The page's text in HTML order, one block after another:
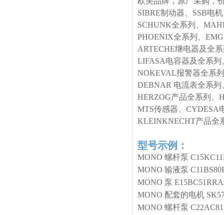
SIBRE制动器、SSB电
SCHUNK全系列、
PHOENIX全系列、
ARTECHE继电器及全
LIFASA电容器及全系
NOKEVAL报警器全系
DEBNAR 电流表全系
HERZOG产品全系列、
MTS传感器、CYDESA
KLEINKNECHT产品全
型号示例：
MONO 螺杆泵
MONO 输液泵
MONO 泵
MONO 配套的电机
MONO 螺杆泵